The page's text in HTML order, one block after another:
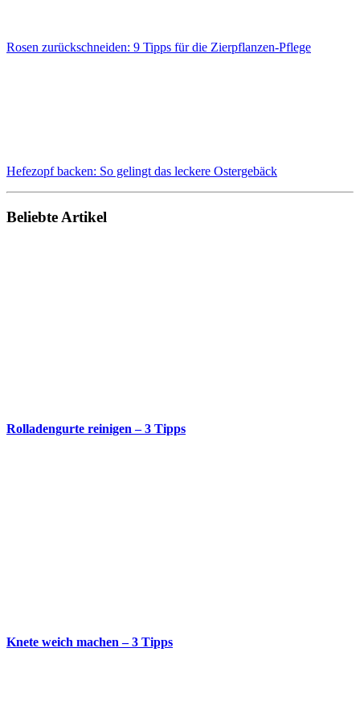
Rosen zurückschneiden: 9 Tipps für die Zierpflanzen-Pflege
Hefezopf backen: So gelingt das leckere Ostergebäck
Beliebte Artikel
Rolladengurte reinigen – 3 Tipps
Knete weich machen – 3 Tipps